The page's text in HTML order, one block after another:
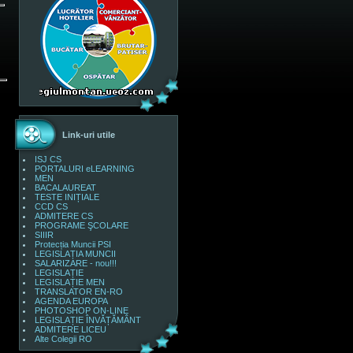
Link-uri utile
ISJ CS
PORTALURI eLEARNING
MEN
BACALAUREAT
TESTE INIȚIALE
CCD CS
ADMITERE CS
PROGRAME ŞCOLARE
SIIIR
Protecția Muncii PSI
LEGISLAȚIA MUNCII
SALARIZARE - nou!!!
LEGISLAȚIE
LEGISLAȚIE MEN
TRANSLATOR EN-RO
AGENDA EUROPA
PHOTOSHOP ON-LINE
LEGISLAȚIE ÎNVĂȚĂMÂNT
ADMITERE LICEU
Alte Colegii RO